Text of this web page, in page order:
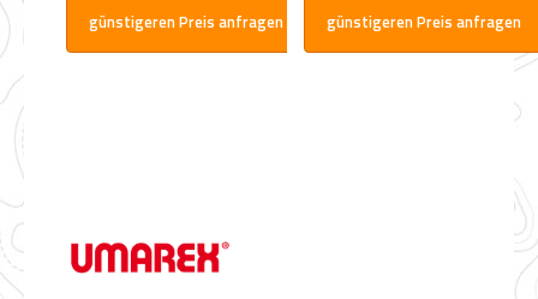
günstigeren Preis anfragen günstigeren Preis anfragen